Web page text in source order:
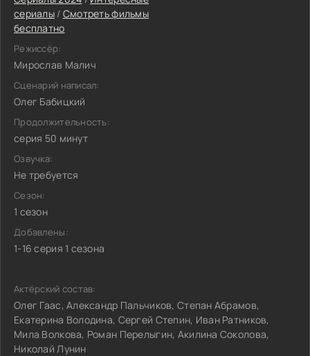
сериалы/ Смотреть фильмы
бесплатно
Режиссёр:
Мирослав Малич
Сценарий написал:
Олег Бабицкий
Продолжительность:
серия 50 минут
Озвучка:
Не требуется
Сезон:
1 сезон
Добавлены:
1-16 серия 1 сезона
Актёрский состав:
Олег Гаас, Александр Пальчиков, Степан Абрамов,
Екатерина Володина, Сергей Степин, Иван Ратников,
Мила Волкова, Роман Перелыгин, Акилина Соколова,
Николай Лунин